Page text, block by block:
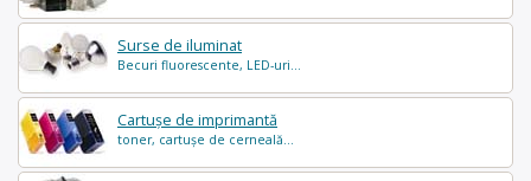
Surse de iluminat
Becuri fluorescente, LED-uri...
Cartușe de imprimantă
toner, cartușe de cerneală...